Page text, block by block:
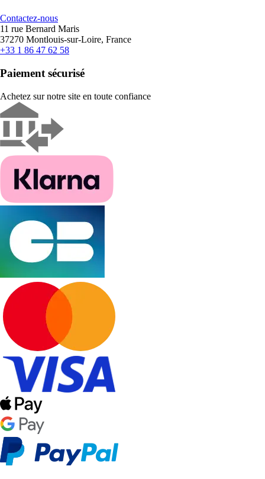
Contactez-nous
11 rue Bernard Maris
37270 Montlouis-sur-Loire, France
+33 1 86 47 62 58
Paiement sécurisé
Achetez sur notre site en toute confiance